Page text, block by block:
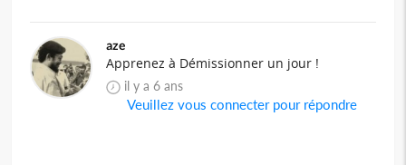
aze
Apprenez à Démissionner un jour !
il y a 6 ans
Veuillez vous connecter pour répondre